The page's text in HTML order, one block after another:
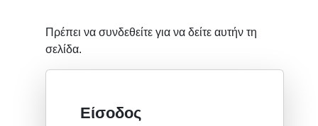
Πρέπει να συνδεθείτε για να δείτε αυτήν τη
σελίδα.
Είσοδος